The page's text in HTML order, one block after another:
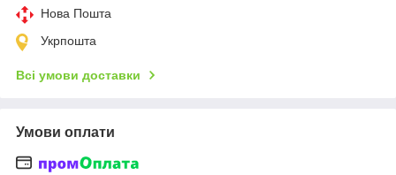
Нова Пошта
Укрпошта
Всі умови доставки
Умови оплати